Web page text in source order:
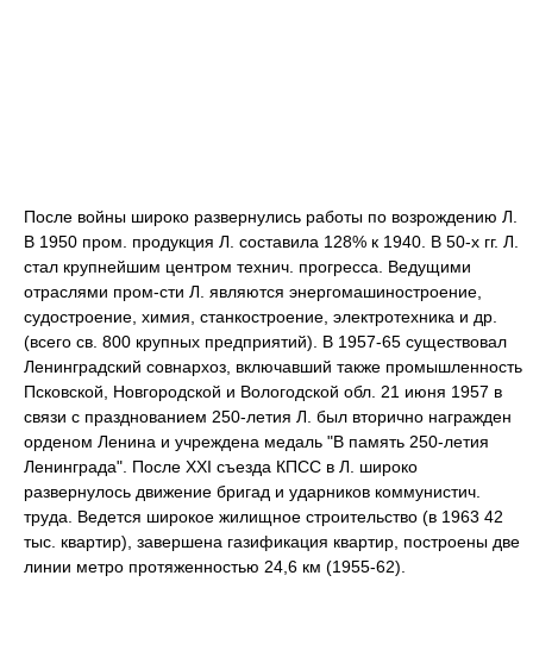
После войны широко развернулись работы по возрождению Л.
В 1950 пром. продукция Л. составила 128% к 1940. В 50-х гг. Л.
стал крупнейшим центром технич. прогресса. Ведущими
отраслями пром-сти Л. являются энергомашиностроение,
судостроение, химия, станкостроение, электротехника и др.
(всего св. 800 крупных предприятий). В 1957-65 существовал
Ленинградский совнархоз, включавший также промышленность
Псковской, Новгородской и Вологодской обл. 21 июня 1957 в
связи с празднованием 250-летия Л. был вторично награжден
орденом Ленина и учреждена медаль "В память 250-летия
Ленинграда". После XXI съезда КПСС в Л. широко
развернулось движение бригад и ударников коммунистич.
труда. Ведется широкое жилищное строительство (в 1963 42
тыс. квартир), завершена газификация квартир, построены две
линии метро протяженностью 24,6 км (1955-62).